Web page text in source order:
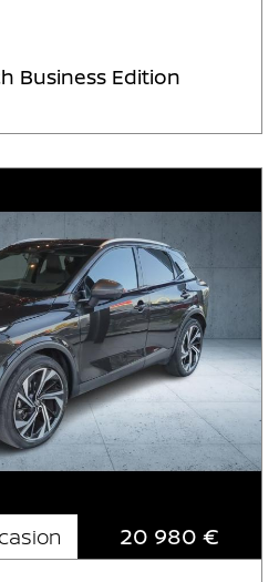
Business Edition
20 980 €